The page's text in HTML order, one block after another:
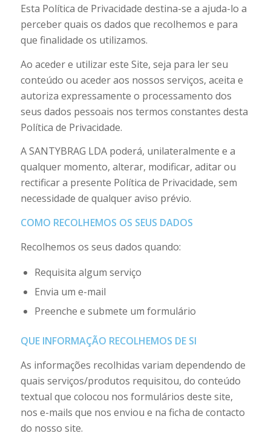
Esta Política de Privacidade destina-se a ajuda-lo a
perceber quais os dados que recolhemos e para
que finalidade os utilizamos.
Ao aceder e utilizar este Site, seja para ler seu
conteúdo ou aceder aos nossos serviços, aceita e
autoriza expressamente o processamento dos
seus dados pessoais nos termos constantes desta
Política de Privacidade.
A SANTYBRAG LDA poderá, unilateralmente e a
qualquer momento, alterar, modificar, aditar ou
rectificar a presente Política de Privacidade, sem
necessidade de qualquer aviso prévio.
COMO RECOLHEMOS OS SEUS DADOS
Recolhemos os seus dados quando:
Requisita algum serviço
Envia um e-mail
Preenche e submete um formulário
QUE INFORMAÇÃO RECOLHEMOS DE SI
As informações recolhidas variam dependendo de
quais serviços/produtos requisitou, do conteúdo
textual que colocou nos formulários deste site,
nos e-mails que nos enviou e na ficha de contacto
do nosso site.